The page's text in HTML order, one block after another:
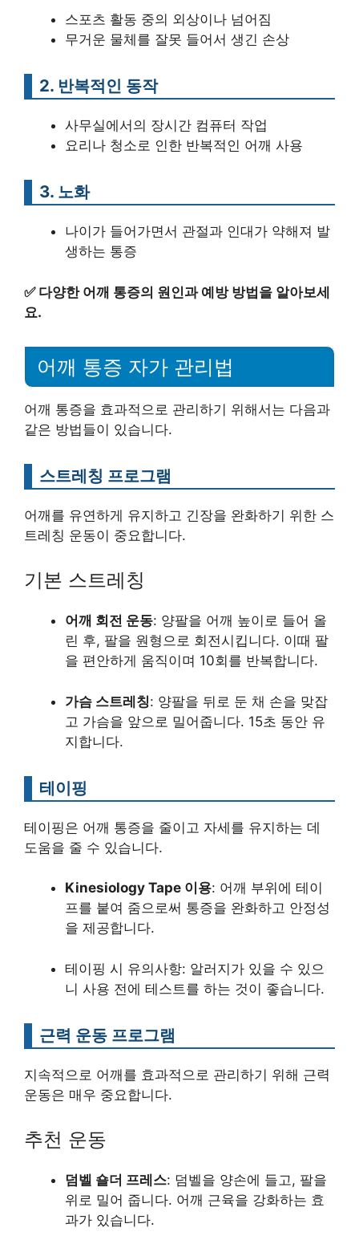
스포츠 활동 중의 외상이나 넘어짐
무거운 물체를 잘못 들어서 생긴 손상
2. 반복적인 동작
사무실에서의 장시간 컴퓨터 작업
요리나 청소로 인한 반복적인 어깨 사용
3. 노화
나이가 들어가면서 관절과 인대가 약해져 발
생하는 통증
✅ 다양한 어깨 통증의 원인과 예방 방법을 알아보세
요.
어깨 통증 자가 관리법
어깨 통증을 효과적으로 관리하기 위해서는 다음과
같은 방법들이 있습니다.
스트레칭 프로그램
어깨를 유연하게 유지하고 긴장을 완화하기 위한 스
트레칭 운동이 중요합니다.
기본 스트레칭
어깨 회전 운동: 양팔을 어깨 높이로 들어 올
린 후, 팔을 원형으로 회전시킵니다. 이때 팔
을 편안하게 움직이며 10회를 반복합니다.
가슴 스트레칭: 양팔을 뒤로 둔 채 손을 맞잡
고 가슴을 앞으로 밀어줍니다. 15초 동안 유
지합니다.
테이핑
테이핑은 어깨 통증을 줄이고 자세를 유지하는 데
도움을 줄 수 있습니다.
Kinesiology Tape 이용: 어깨 부위에 테이
프를 붙여 줌으로써 통증을 완화하고 안정성
을 제공합니다.
테이핑 시 유의사항: 알러지가 있을 수 있으
니 사용 전에 테스트를 하는 것이 좋습니다.
근력 운동 프로그램
지속적으로 어깨를 효과적으로 관리하기 위해 근력
운동은 매우 중요합니다.
추천 운동
덤벨 숄더 프레스: 덤벨을 양손에 들고, 팔을
위로 밀어 줍니다. 어깨 근육을 강화하는 효
과가 있습니다.